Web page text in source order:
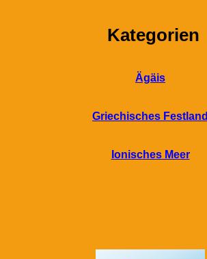
Kategorien
Ägäis
Griechisches Festland
Ionisches Meer